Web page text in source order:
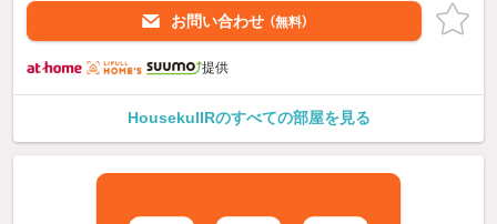
お問い合わせ （無料）
提供
HousekulIRのすべての部屋を見る